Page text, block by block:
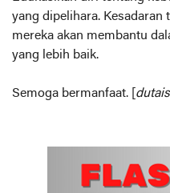
yang dipelihara. Kesadaran
mereka akan membantu
yang lebih baik.
Semoga bermanfaat. [